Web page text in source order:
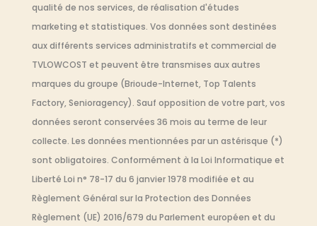
qualité de nos services, de réalisation d'études
marketing et statistiques. Vos données sont destinées
aux différents services administratifs et commercial de
TVLOWCOST et peuvent être transmises aux autres
marques du groupe (Brioude-Internet, Top Talents
Factory, Senioragency). Sauf opposition de votre part, vos
données seront conservées 36 mois au terme de leur
collecte. Les données mentionnées par un astérisque (*)
sont obligatoires. Conformément à la Loi Informatique et
Liberté Loi n° 78-17 du 6 janvier 1978 modifiée et au
Règlement Général sur la Protection des Données
Règlement (UE) 2016/679 du Parlement européen et du